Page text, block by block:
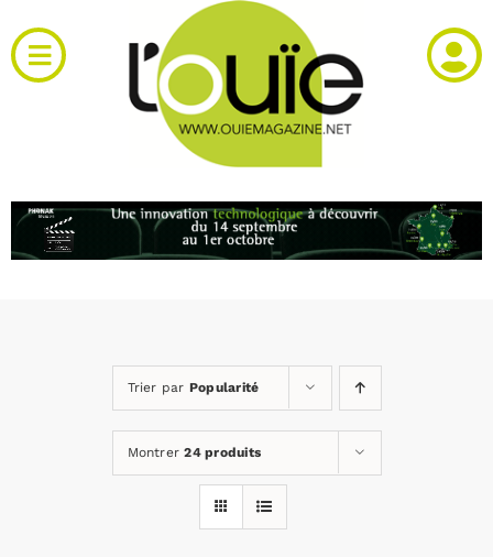
au
contenu
Toggle
Navigation
RH et emploi
Trier par Popularité
Montrer24 produits